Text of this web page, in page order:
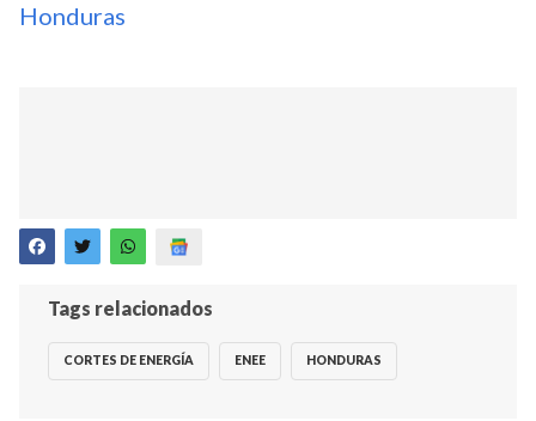
Honduras
Tags relacionados
CORTES DE ENERGÍA ENEE HONDURAS